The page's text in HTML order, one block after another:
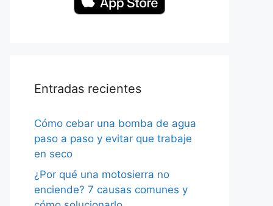
Entradas recientes
Cómo cebar una bomba de agua
paso a paso y evitar que trabaje
en seco
¿Por qué una motosierra no
enciende? 7 causas comunes y